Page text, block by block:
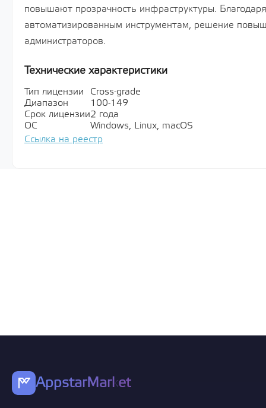
повышают прозрачность инфраструктуры.
автоматизированным инструментам, решение
администраторов.
Технические характеристики
Тип лицензии
Cross-grade
Диапазон
100-149
Срок лицензии2 года
ОС
Windows, Linux, macOS
Ссылка на реестр
AppstarMarket